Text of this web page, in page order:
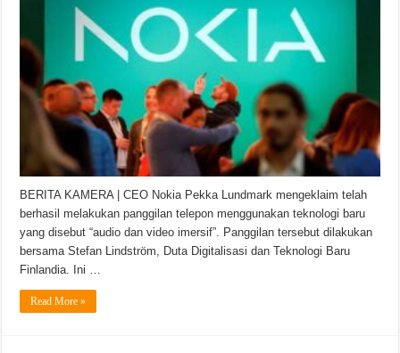
BERITA KAMERA | CEO Nokia Pekka Lundmark mengeklaim telah
berhasil melakukan panggilan telepon menggunakan teknologi baru
yang disebut “audio dan video imersif”. Panggilan tersebut dilakukan
bersama Stefan Lindström, Duta Digitalisasi dan Teknologi Baru
Finlandia. Ini …
Read More »